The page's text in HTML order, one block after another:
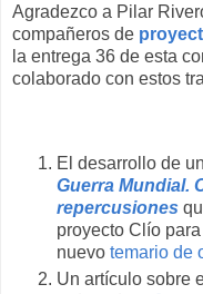
Agradezco a Pilar
compañeros de
la entrega 36 de esta
colaborado con estos
El desarrollo de
Guerra Mundial.
repercusiones
proyecto Clío
nuevo temario de
Un artículo sobre